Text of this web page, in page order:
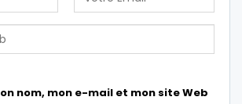
nom, mon e-mail et mon site Web